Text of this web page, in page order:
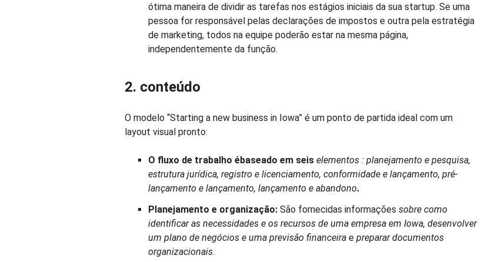
ótima maneira de dividir as tarefas nos estágios iniciais da sua startup. Se uma
pessoa for responsável pelas declarações de impostos e outra pela estratégia
de marketing, todos na equipe poderão estar na mesma página,
independentemente da função.
2. conteúdo
O modelo “Starting a new business in Iowa” é um ponto de partida ideal com um
layout visual pronto:
O fluxo de trabalho ébaseado em seis elementos : planejamento e pesquisa,
estrutura jurídica, registro e licenciamento, conformidade e lançamento, pré-
lançamento e lançamento, lançamento e abandono.
Planejamento e organização: São fornecidas informações sobre como
identificar as necessidades e os recursos de uma empresa em Iowa, desenvolver
um plano de negócios e uma previsão financeira e preparar documentos
organizacionais.